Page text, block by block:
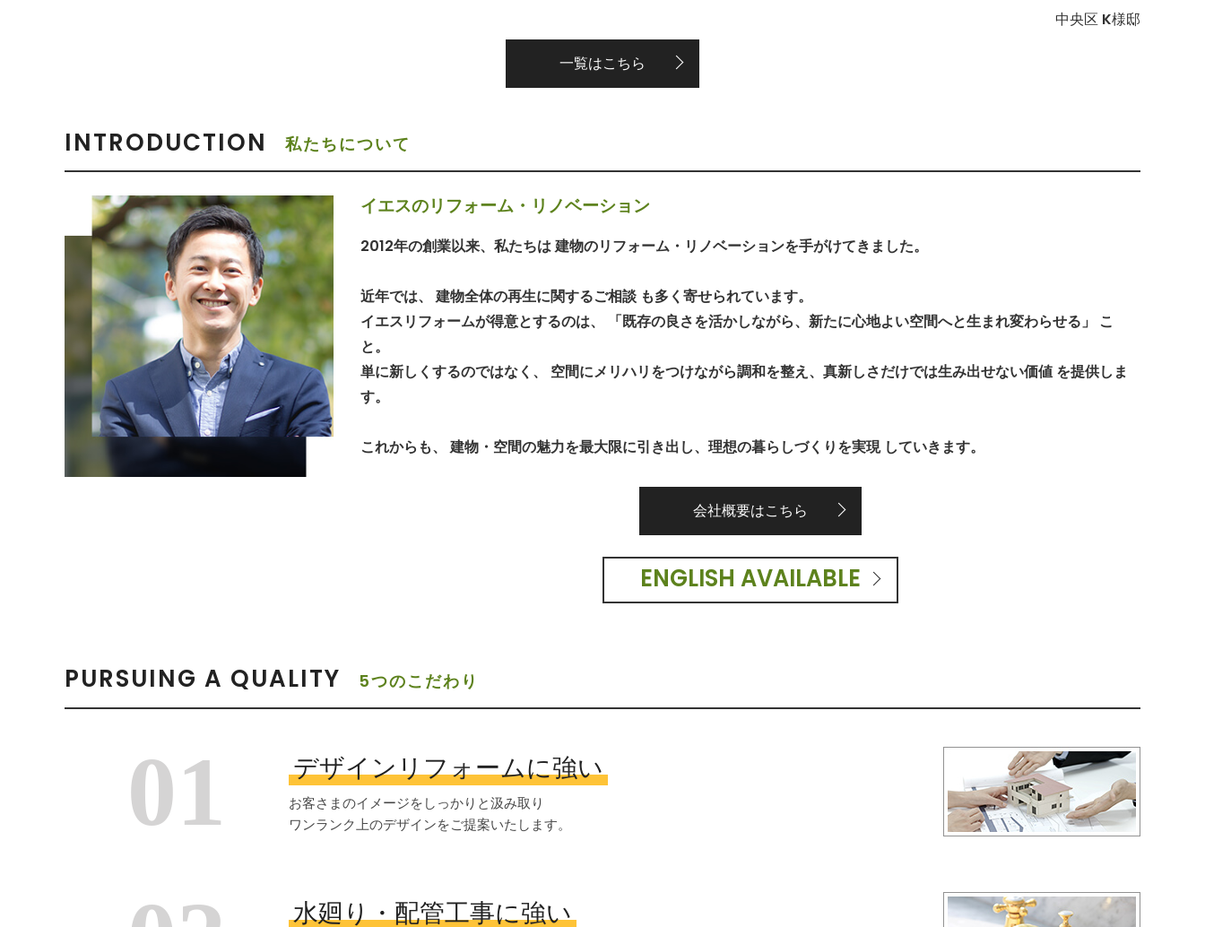
中央区 K様邸
一覧はこちら
INTRODUCTION 私たちについて
イエスのリフォーム・リノベーション
2012年の創業以来、私たちは 建物のリフォーム・リノベーションを手がけてきました。
近年では、 建物全体の再生に関するご相談 も多く寄せられています。
イエスリフォームが得意とするのは、 「既存の良さを活かしながら、新たに心地よい空間へと生まれ変わらせる」 こ
と。
単に新しくするのではなく、 空間にメリハリをつけながら調和を整え、真新しさだけでは生み出せない価値 を提供しま
す。
これからも、 建物・空間の魅力を最大限に引き出し、理想の暮らしづくりを実現 していきます。
会社概要はこちら
ENGLISH AVAILABLE
PURSUING A QUALITY 5つのこだわり
01 デザインリフォームに強い
お客さまのイメージをしっかりと汲み取り
ワンランク上のデザインをご提案いたします。
水廻り・配管工事に強い